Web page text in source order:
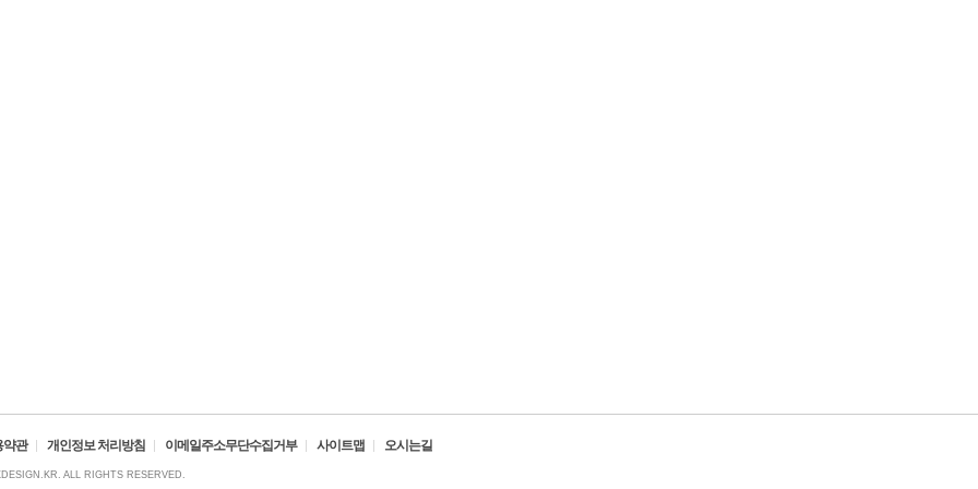
약관 개인정보 처리방침 이메일주소무단수집거부 사이트맵 오시는길
ALL RIGHTS RESERVED.